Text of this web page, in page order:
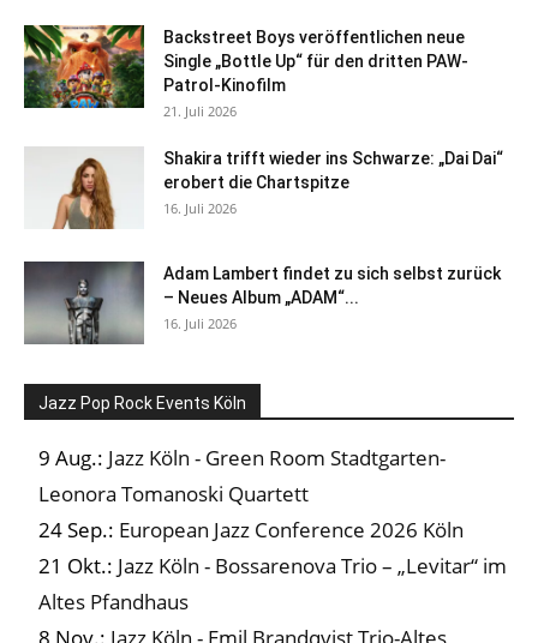
Backstreet Boys veröffentlichen neue
Single „Bottle Up“ für den dritten PAW-
Patrol-Kinofilm
21. Juli 2026
Shakira trifft wieder ins Schwarze: „Dai Dai“
erobert die Chartspitze
16. Juli 2026
Adam Lambert findet zu sich selbst zurück
– Neues Album „ADAM“...
16. Juli 2026
Jazz Pop Rock Events Köln
9 Aug.: Jazz Köln - Green Room Stadtgarten-
Leonora Tomanoski Quartett
24 Sep.: European Jazz Conference 2026 Köln
21 Okt.: Jazz Köln - Bossarenova Trio – „Levitar“ im
Altes Pfandhaus